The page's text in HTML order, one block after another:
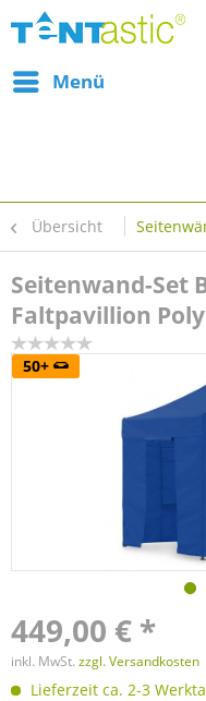
Menü
Übersicht
Seitenwand-Set
Faltpavillion
50+
449,00 € *
inkl. MwSt. zzgl. Versandkosten
Lieferzeit ca. 2-3